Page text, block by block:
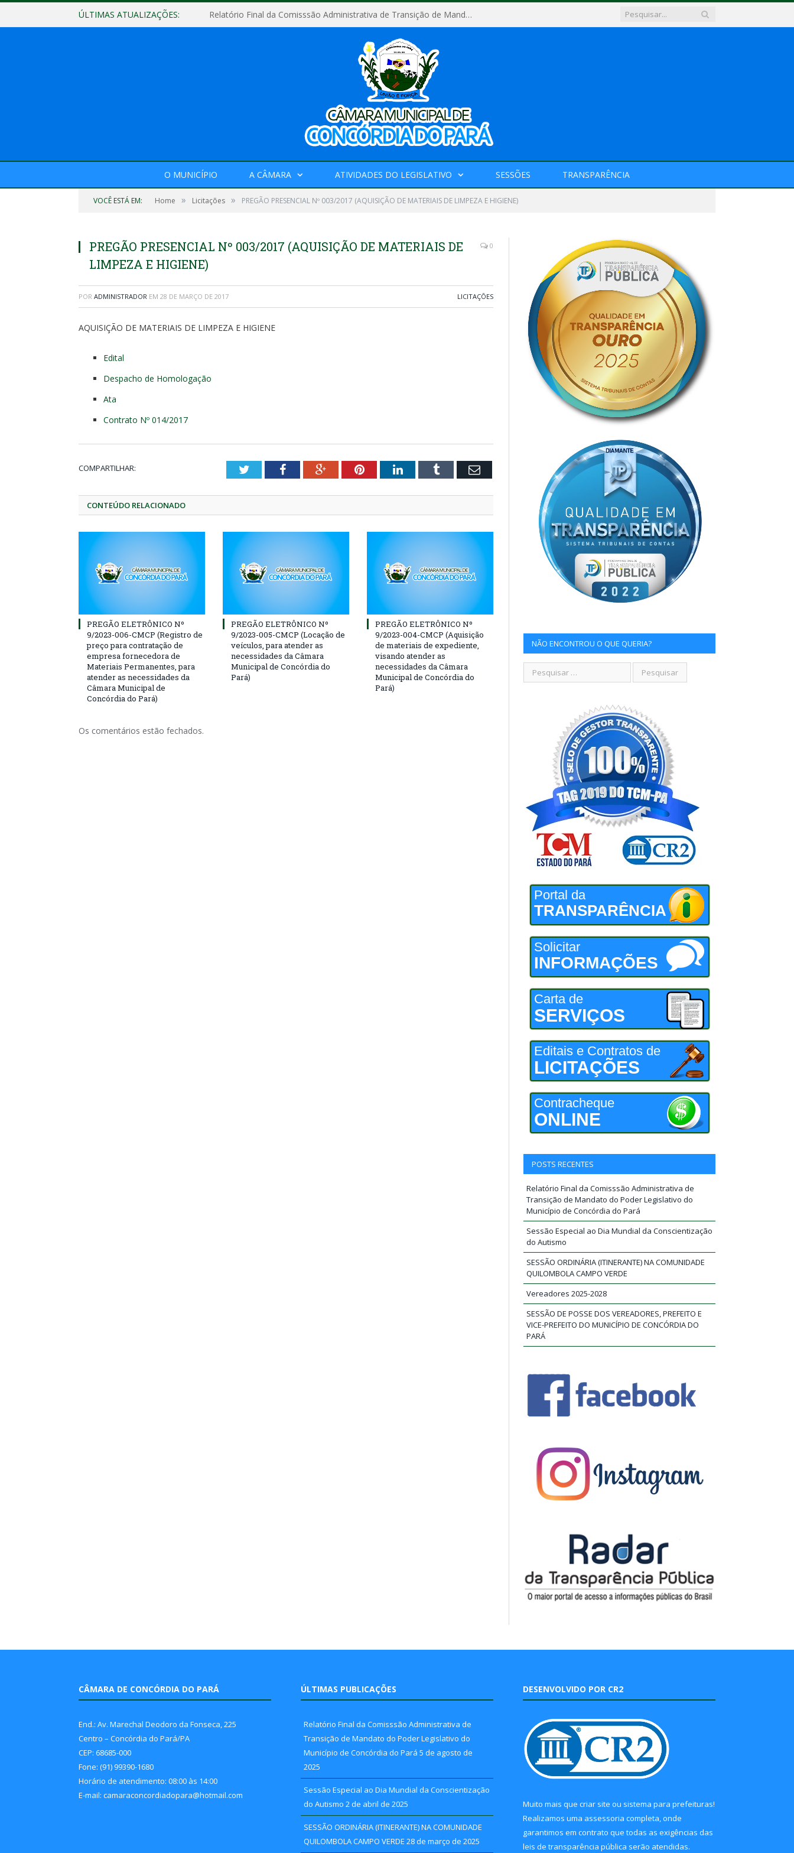
ÚLTIMAS ATUALIZAÇÕES: Relatório Final da Comisssão Administrativa de Transição de Mandato do Poder Legislativo do Município de Concórdia do Pará
O MUNICÍPIO A CÂMARA ATIVIDADES DO LEGISLATIVO SESSÕES TRANSPARÊNCIA
VOCÊ ESTÁ EM: Home » Licitações » PREGÃO PRESENCIAL Nº 003/2017 (AQUISIÇÃO DE MATERIAIS DE LIMPEZA E HIGIENE)
PREGÃO PRESENCIAL Nº 003/2017 (AQUISIÇÃO DE MATERIAIS DE
LIMPEZA E HIGIENE)
0
POR ADMINISTRADOR EM 28 DE MARÇO DE 2017 LICITAÇÕES
AQUISIÇÃO DE MATERIAIS DE LIMPEZA E HIGIENE
Edital
Despacho de Homologação
Ata
Contrato Nº 014/2017
COMPARTILHAR: TwitterFacebookGoogle+PinterestLinkedInTumblr Email
CONTEÚDO RELACIONADO
PREGÃO ELETRÔNICO Nº
9/2023-006-CMCP (Registro de
preço para contratação de
empresa fornecedora de
Materiais Permanentes, para
atender as necessidades da
Câmara Municipal de
Concórdia do Pará)
PREGÃO ELETRÔNICO Nº
9/2023-005-CMCP (Locação de
veículos, para atender as
necessidades da Câmara
Municipal de Concórdia do
Pará)
PREGÃO ELETRÔNICO Nº
9/2023-004-CMCP (Aquisição
de materiais de expediente,
visando atender as
necessidades da Câmara
Municipal de Concórdia do
Pará)
Os comentários estão fechados.
NÃO ENCONTROU O QUE QUERIA?
Portal da
TRANSPARÊNCIA
Solicitar
INFORMAÇÕES
Carta de
SERVIÇOS
Editais e Contratos de
LICITAÇÕES
Contracheque
ONLINE
POSTS RECENTES
Relatório Final da Comisssão Administrativa de
Transição de Mandato do Poder Legislativo do
Município de Concórdia do Pará
Sessão Especial ao Dia Mundial da Conscientização
do Autismo
SESSÃO ORDINÁRIA (ITINERANTE) NA COMUNIDADE
QUILOMBOLA CAMPO VERDE
Vereadores 2025-2028
SESSÃO DE POSSE DOS VEREADORES, PREFEITO E
VICE-PREFEITO DO MUNICÍPIO DE CONCÓRDIA DO
PARÁ
CÂMARA DE CONCÓRDIA DO PARÁ
End.: Av. Marechal Deodoro da Fonseca, 225
Centro – Concórdia do Pará/PA
CEP: 68685-000
Fone: (91) 99390-1680
Horário de atendimento: 08:00 às 14:00
E-mail: camaraconcordiadopara@hotmail.com
ÚLTIMAS PUBLICAÇÕES
Relatório Final da Comisssão Administrativa de
Transição de Mandato do Poder Legislativo do
Município de Concórdia do Pará 5 de agosto de
2025
Sessão Especial ao Dia Mundial da Conscientização
do Autismo 2 de abril de 2025
SESSÃO ORDINÁRIA (ITINERANTE) NA COMUNIDADE
QUILOMBOLA CAMPO VERDE 28 de março de 2025
DESENVOLVIDO POR CR2
Muito mais que criar site ou sistema para prefeituras!
Realizamos uma assessoria completa, onde
garantimos em contrato que todas as exigências das
leis de transparência pública serão atendidas.